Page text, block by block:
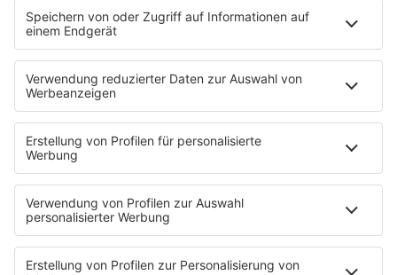
Strandbar
Putzfimmel
Deutschpop
Deutsche Liebeslieder
PODCASTS
Mit den Waffeln einer Frau
Frühstück bei Barbara
Brave & One
NotAufnahme
"Bewerbung und Karriere"
Aber bitte mit Schlager